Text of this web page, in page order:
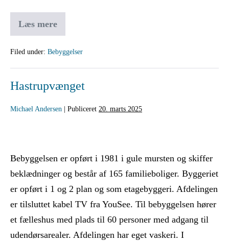
Læs mere
Filed under: Bebyggelser
Hastrupvænget
Michael Andersen Publiceret 20. marts 2025
Bebyggelsen er opført i 1981 i gule mursten og skiffer
beklædninger og består af 165 familieboliger. Byggeriet
er opført i 1 og 2 plan og som etagebyggeri. Afdelingen
er tilsluttet kabel TV fra YouSee. Til bebyggelsen hører
et fælleshus med plads til 60 personer med adgang til
udendørsarealer. Afdelingen har eget vaskeri. I